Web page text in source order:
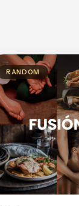
RANDOM